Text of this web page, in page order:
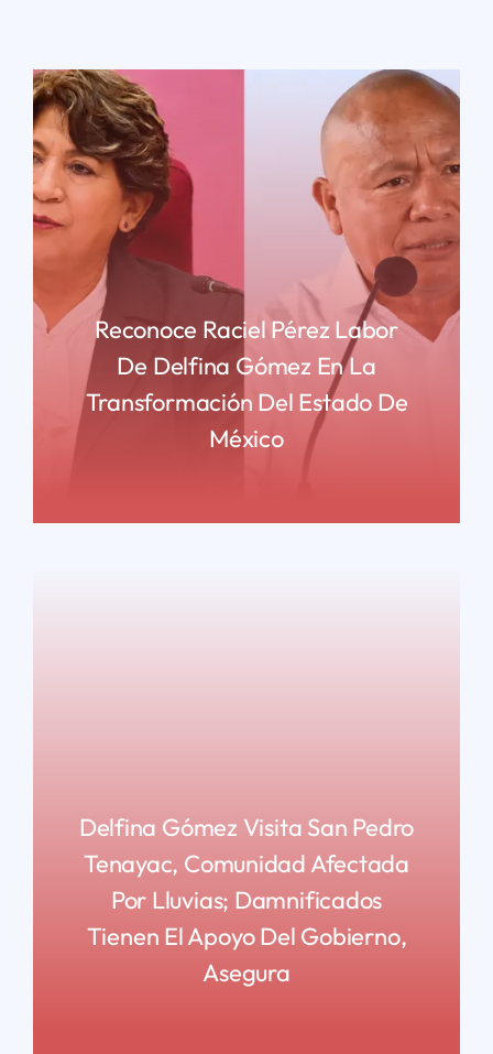
Reconoce Raciel Pérez Labor
De Delfina Gómez En La
Transformación Del Estado De
México
Delfina Gómez Visita San Pedro
Tenayac, Comunidad Afectada
Por Lluvias; Damnificados
Tienen El Apoyo Del Gobierno,
Asegura